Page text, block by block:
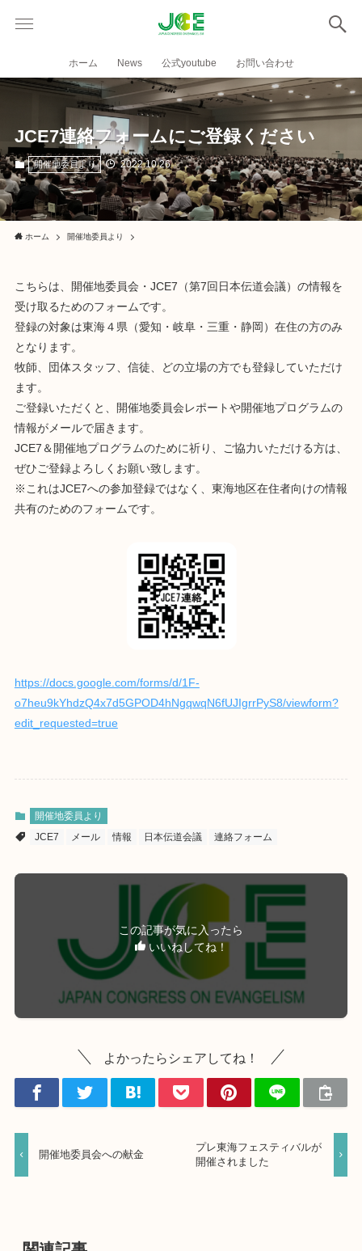
ホーム News 公式youtube お問い合わせ
JCE7連絡フォームにご登録ください
開催地委員より 2022.10.26
ホーム 開催地委員より
こちらは、開催地委員会・JCE7（第7回日本伝道会議）の情報を
受け取るためのフォームです。
登録の対象は東海４県（愛知・岐阜・三重・静岡）在住の方のみ
となります。
牧師、団体スタッフ、信徒、どの立場の方でも登録していただけ
ます。
ご登録いただくと、開催地委員会レポートや開催地プログラムの
情報がメールで届きます。
JCE7＆開催地プログラムのために祈り、ご協力いただける方は、
ぜひご登録よろしくお願い致します。
※これはJCE7への参加登録ではなく、東海地区在住者向けの情報
共有のためのフォームです。
https://docs.google.com/forms/d/1F-
o7heu9kYhdzQ4x7d5GPOD4hNgqwqN6fUJIgrrPyS8/viewform?
edit_requested=true
開催地委員より
JCE7
メール 情報 日本伝道会議 連絡フォーム
この記事が気に入ったら
いいねしてね！
よかったらシェアしてね！
開催地委員会への献金
プレ東海フェスティバルが
開催されました